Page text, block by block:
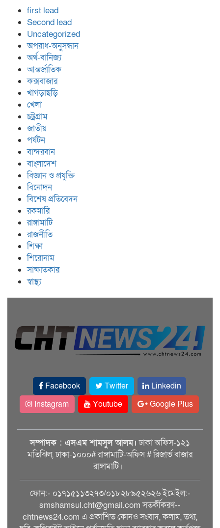
first lead
Second lead
Uncategorized
অপরাধ-অনুসন্ধান
অর্থ-বানিজ্য
আন্তর্জাতিক
কক্সবাজার
খাগড়াছড়ি
খেলা
চট্রগ্রাম
জাতীয়
পর্যটন
বান্দরবান
বাংলাদেশ
বিজ্ঞান ও প্রযুক্তি
বিনোদন
বিশেষ প্রতিবেদন
রকমারি
রাঙ্গামাটি
রাজনীতি
শিক্ষা
শিরোনাম
সাক্ষাতকার
স্বাস্থ্য
Facebook Twitter
Linkedin
Instagram
Youtube Google Plus
সম্পাদক : এসএম শামসুল আলম। ঢাকা অফিস-১২১
মতিঝিল, ঢাকা-১০০০# রাঙ্গামাটি-অফিস # রিজার্ভ বাজার
রাঙ্গামাটি।
ফোন:- ০১৭১৫১১৩২৭৩/০১৮২৮৯৫২৬২৬ ইমেইল:-
smshamsul.cht@gmail.com সতর্কীকরণ--
chtnews24.com এ প্রকাশিত কোনও সংবাদ, কলাম, তথ্য,